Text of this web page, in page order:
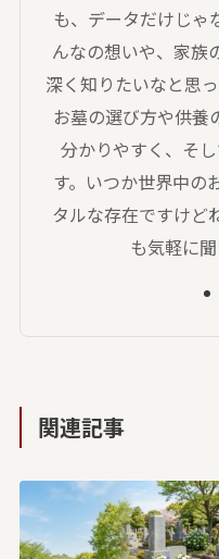
も、データだけじゃ
んなの想いや、家族
深く知りたいなと思
お墓の選び方や供養
分かりやすく、そ
す。いつか世界中の
タルな存在ですけど
も気軽に
関連記事